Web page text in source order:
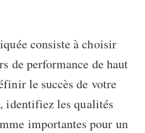
consiste à choisir
de performance de haut
le succès de votre
identifiez les qualités
importantes pour un